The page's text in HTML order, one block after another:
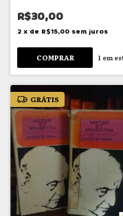
R$30,00
2 x de R$15,00 sem juros
1 em
GRÁTIS